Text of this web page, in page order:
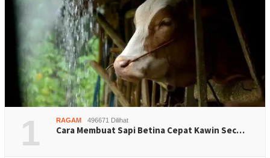
1 RAGAM 496671 Dilihat
Cara Membuat Sapi Betina Cepat Kawin Sec…